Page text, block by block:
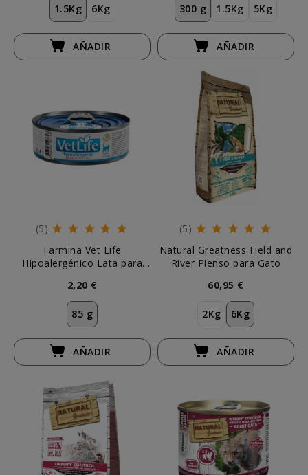
1.5Kg 6Kg
AÑADIR
300 g 1.5Kg 5Kg
AÑADIR
(5)
Farmina Vet Life
Hipoalergénico Lata para
2,20 €
85 g
AÑADIR
(5)
Natural Greatness Field and
River Pienso para Gato
60,95 €
2Kg 6Kg
AÑADIR